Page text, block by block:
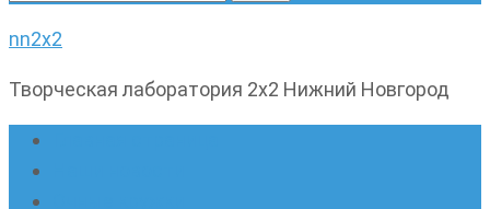
nn2x2
Творческая лаборатория 2х2 Нижний Новгород